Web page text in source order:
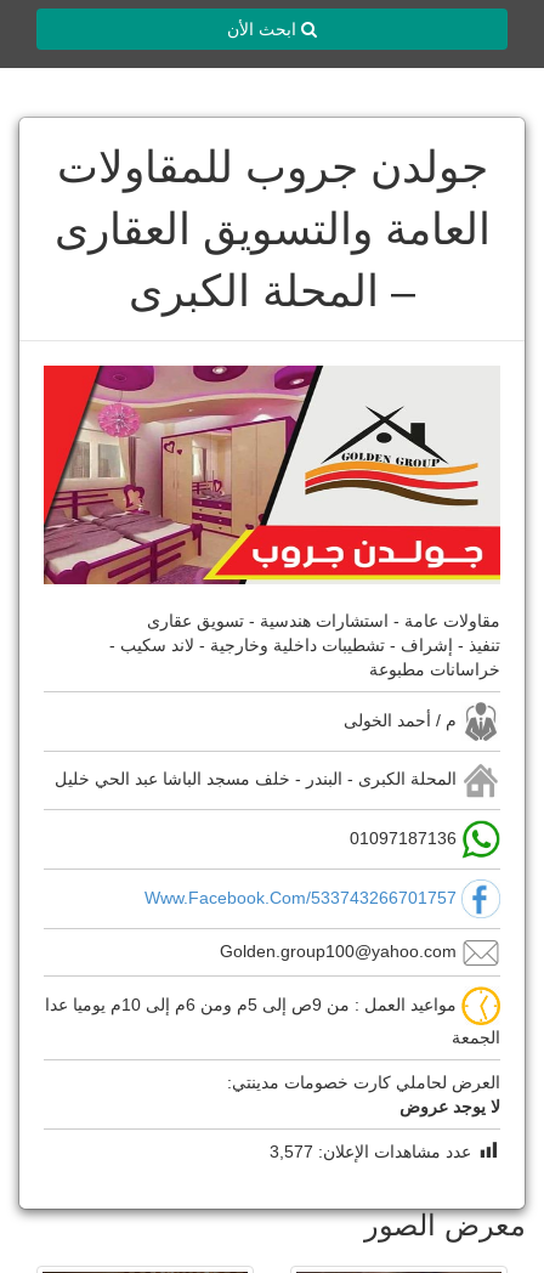
ابحث الأن
جولدن جروب للمقاولات
العامة والتسويق العقارى
– المحلة الكبرى
مقاولات عامة - استشارات هندسية - تسويق عقارى
تنفيذ - إشراف - تشطيبات داخلية وخارجية - لاند سكيب -
خراسانات مطبوعة
م / أحمد الخولى
المحلة الكبرى - البندر - خلف مسجد الباشا عبد الحي خليل
Www.facebook.com/533743266701757
Golden.group100@yahoo.com
مواعيد العمل : من 9ص إلى 5م ومن 6م إلى 10م يوميا عدا
الجمعة
العرض لحاملي كارت خصومات مدينتي:
لا يوجد عروض
عدد مشاهدات الإعلان: 3,577
معرض الصور